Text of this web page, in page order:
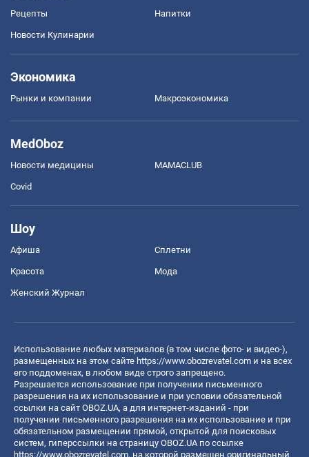
Рецепты Напитки
Новости Кулинарии
Экономика
Рынки и компании Mакроэкономика
MedOboz
Новости медицины MAMACLUB
Covid
Шоу
Афиша Сплетни
Красота Мода
Женский Журнал
Использование любых материалов (в том числе фото- и видео-),
размещенных на этом сайте https://www.obozrevatel.com и на всех
его поддоменах, в любом виде строго запрещено.
Разрешается использование при получении письменного
разрешения на их использование и при условии обязательной
ссылки на сайт OBOZ.UA, а для интернет-изданий - при
получении письменного разрешения на их использование и при
обязательном размещении прямой, открытой для поисковых
систем, гиперссылки на страницу OBOZ.UA по ссылке
https://www.obozrevatel.com, на которой размещен оригинальный